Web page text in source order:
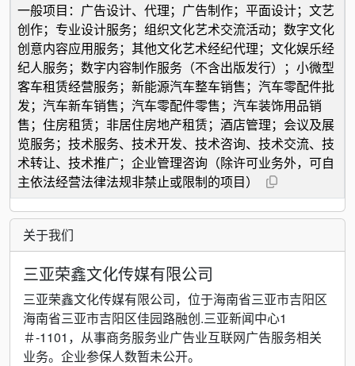
一般项目：广告设计、代理；广告制作；平面设计；文艺
创作；专业设计服务；组织文化艺术交流活动；数字文化
创意内容应用服务；其他文化艺术经纪代理；文化娱乐经
纪人服务；数字内容制作服务（不含出版发行）；小微型
客车租赁经营服务；新能源汽车整车销售；汽车零配件批
发；汽车新车销售；汽车零配件零售；汽车装饰用品销
售；住房租赁；非居住房地产租赁；酒店管理；会议及展
览服务；技术服务、技术开发、技术咨询、技术交流、技
术转让、技术推广；企业管理咨询（除许可业务外，可自
主依法经营法律法规非禁止或限制的项目）
关于我们
三亚荣鑫文化传媒有限公司
三亚荣鑫文化传媒有限公司，位于海南省三亚市吉阳区
海南省三亚市吉阳区佳园路融创.三亚新闻中心1
＃-1101，从事商务服务业广告业互联网广告服务相关
业务。企业参保人数暂未公开。